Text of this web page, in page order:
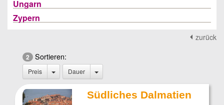
Ungarn
Zypern
zurück
2 Sortieren:
Preis Dauer
Südliches Dalmatien